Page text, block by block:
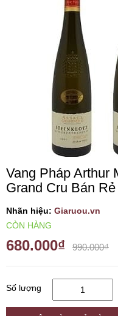
VANG TÂY BAN NHA
RƯỢU VANG MỸ
RƯỢU VANG NGỌT
RƯỢU VANG BỊCH
RƯỢU SỮA
RƯỢU CHAMPANGNE
RƯỢU WHISKY
Vang Pháp Arthur
Grand Cru Bán
Nhãn hiệu: Giaruou.vn
CÒN HÀNG
680.000₫ 990.000₫
Số lượng